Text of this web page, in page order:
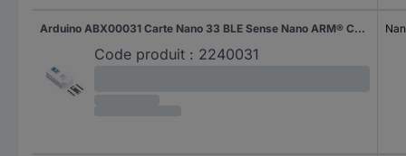
Arduino ABX00031 Carte Nano 33 BLE Sense Nano ARM® Cortex®-M4
Code produit : 2240031